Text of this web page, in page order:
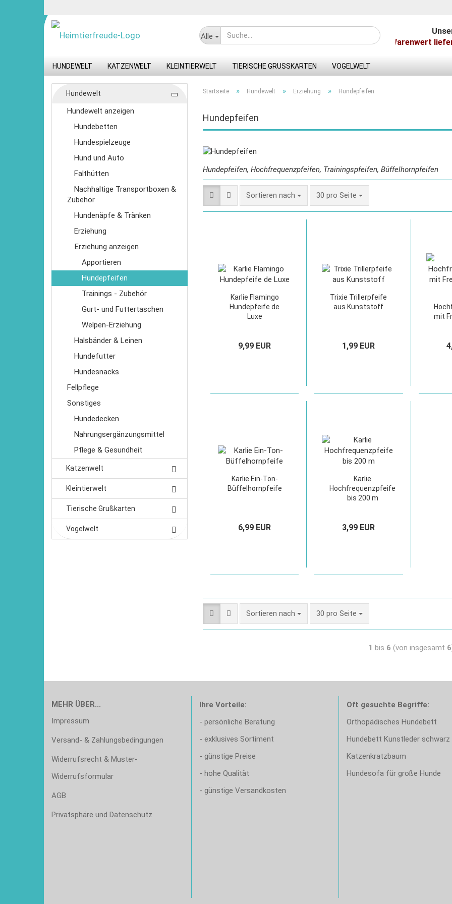
Alle
Ab 100 Euro Warenwert liefern
HUNDEWELT KATZENWELT KLEINTIERWELT TIERISCHE GRUSSKARTEN VOGELWELT
Startseite » Hundewelt » Erziehung » Hundepfeifen
Hundepfeifen
Hundepfeifen, Hochfrequenzpfeifen, Trainingspfeifen, Büffelhornpfeifen
Sortieren nach 30 pro Seite
Karlie Flamingo
Hundepfeife de
Luxe
9,99 EUR
Trixie Trillerpfeife
aus Kunststoff
1,99 EUR
mit
Karlie Ein-Ton-
Büffelhornpfeife
6,99 EUR
Karlie
Hochfrequenzpfeife
bis 200 m
3,99 EUR
Sortieren nach 30 pro Seite
1 bis 6 (von insgesamt 6
Hundewelt
Hundewelt anzeigen
Hundebetten
Hundespielzeuge
Hund und Auto
Falthütten
Nachhaltige Transportboxen &
Zubehör
Hundenäpfe & Tränken
Erziehung
Erziehung anzeigen
Apportieren
Hundepfeifen
Trainings - Zubehör
Gurt- und Futtertaschen
Welpen-Erziehung
Halsbänder & Leinen
Hundefutter
Hundesnacks
Fellpflege
Sonstiges
Hundedecken
Nahrungsergänzungsmittel
Pflege & Gesundheit
Katzenwelt
Kleintierwelt
Tierische Grußkarten
Vogelwelt
MEHR ÜBER...
Impressum
Versand- & Zahlungsbedingungen
Widerrufsrecht & Muster-
Widerrufsformular
AGB
Privatsphäre und Datenschutz
Ihre Vorteile:
- persönliche Beratung
- exklusives Sortiment
- günstige Preise
- hohe Qualität
- günstige Versandkosten
Oft gesuchte Begriffe:
Orthopädisches Hundebett
Hundebett Kunstleder schwarz
Katzenkratzbaum
Hundesofa für große Hunde